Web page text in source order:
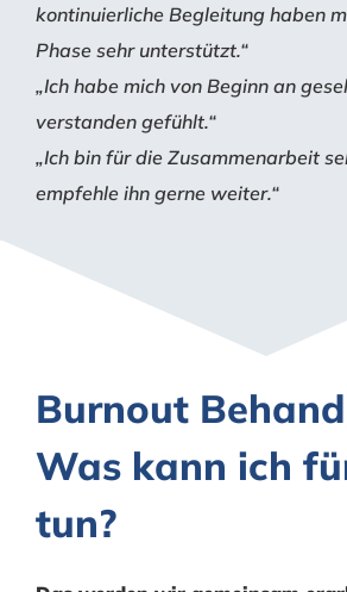
kontinuierliche Begleitung haben
Phase sehr unterstützt.“
„Ich habe mich von Beginn an
verstanden gefühlt.“
„Ich bin für die Zusammenarbeit
empfehle ihn gerne weiter.“
Burnout
Was kann ich
tun?